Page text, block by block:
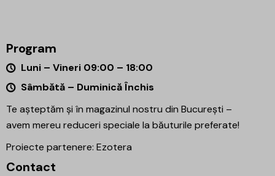
Program
Luni – Vineri 09:00 – 18:00
Sâmbătă – Duminică Închis
Te așteptăm și în magazinul nostru din București –
avem mereu reduceri speciale la băuturile preferate!
Proiecte partenere: Ezotera
Contact